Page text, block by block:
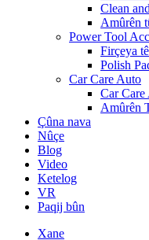
Clean
Amûrên
Power Tool
Firçeya
Polish
Car Care Auto
Car Care
Amûrên
Çûna nava
Nûçe
Blog
Video
Ketelog
VR
Paqij bûn
Xane